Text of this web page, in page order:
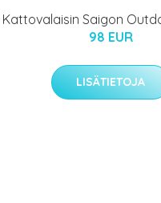
Kattovalaisin Saigon
98 EUR
LISÄTIETOJA